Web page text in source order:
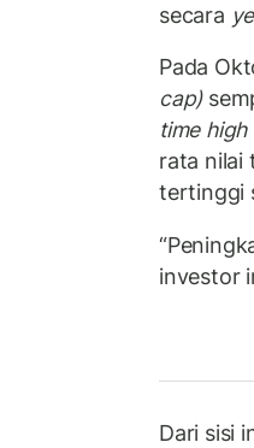
secara
Pada
cap)
time high
rata nilai
tertinggi
investor
Dari sisi